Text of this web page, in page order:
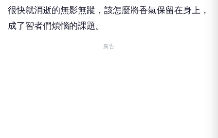
很快就消逝的無影無蹤，該怎麼將香氣保留在身上，
成了智者們煩惱的課題。
廣告